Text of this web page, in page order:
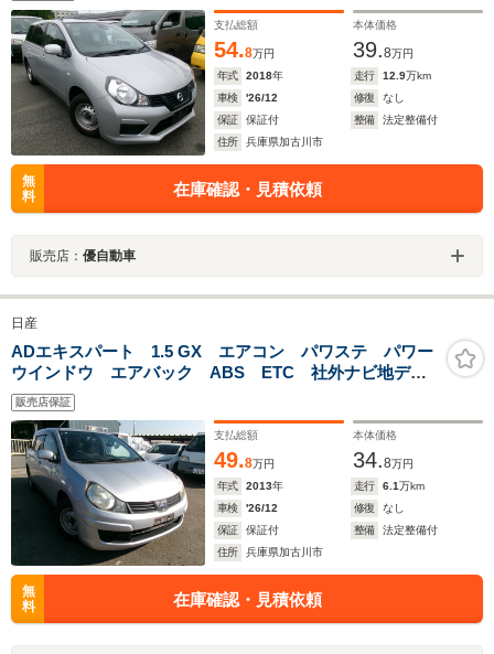
支払総額
54.8万円
本体価格
39.8万円
年式
2018年 走行 12.9万km
車検
'26/12 修復
なし
保証
保証付 整備
法定整備付
住所
兵庫県加古川市
無
料
在庫確認・見積依頼
販売店： 優自動車
日産
ADエキスパート 1.5 GX エアコン パワステ パワー
ウインドウ エアバック ABS ETC 社外ナビ地デ
ジ 1年保証距離無制限保証
販売店保証
支払総額
49.8万円
本体価格
34.8万円
年式
2013年 走行 6.1万km
車検
'26/12 修復
なし
保証
保証付 整備
法定整備付
住所
兵庫県加古川市
無
料
在庫確認・見積依頼